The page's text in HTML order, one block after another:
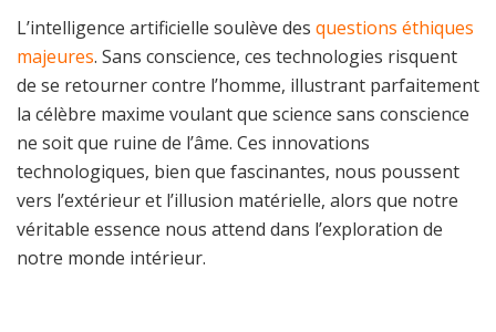
L’intelligence artificielle soulève des questions éthiques
majeures. Sans conscience, ces technologies risquent
de se retourner contre l’homme, illustrant parfaitement
la célèbre maxime voulant que science sans conscience
ne soit que ruine de l’âme. Ces innovations
technologiques, bien que fascinantes, nous poussent
vers l’extérieur et l’illusion matérielle, alors que notre
véritable essence nous attend dans l’exploration de
notre monde intérieur.